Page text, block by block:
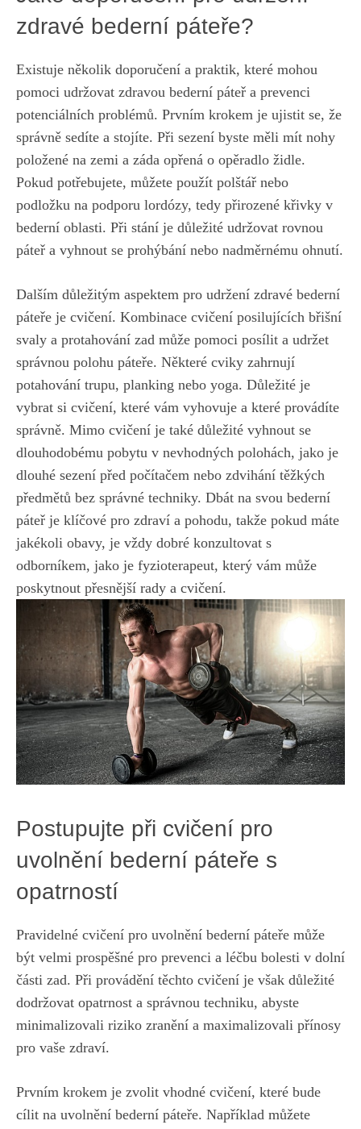
zdravé bederní páteře?
Existuje několik doporučení a praktik, které mohou
pomoci udržovat zdravou bederní páteř a prevenci
potenciálních problémů. Prvním krokem je ujistit se, že
správně sedíte a stojíte. Při sezení byste měli mít nohy
položené na zemi a záda opřená o opěradlo židle.
Pokud potřebujete, můžete použít polštář nebo
podložku na podporu lordózy, tedy přirozené křivky v
bederní oblasti. Při stání je důležité udržovat rovnou
páteř a vyhnout se prohýbání nebo nadměrnému ohnutí.
Dalším důležitým aspektem pro udržení zdravé bederní
páteře je cvičení. Kombinace cvičení posilujících břišní
svaly a protahování zad může pomoci posílit a udržet
správnou polohu páteře. Některé cviky zahrnují
potahování trupu, planking nebo yoga. Důležité je
vybrat si cvičení, které vám vyhovuje a které provádíte
správně. Mimo cvičení je také důležité vyhnout se
dlouhodobému pobytu v nevhodných polohách, jako je
dlouhé sezení před počítačem nebo zdvihání těžkých
předmětů bez správné techniky. Dbát na svou bederní
páteř je klíčové pro zdraví a pohodu, takže pokud máte
jakékoli obavy, je vždy dobré konzultovat s
odborníkem, jako je fyzioterapeut, který vám může
poskytnout přesnější rady a cvičení.
Postupujte při cvičení pro
uvolnění bederní páteře s
opatrností
Pravidelné cvičení pro uvolnění bederní páteře může
být velmi prospěšné pro prevenci a léčbu bolesti v dolní
části zad. Při provádění těchto cvičení je však důležité
dodržovat opatrnost a správnou techniku, abyste
minimalizovali riziko zranění a maximalizovali přínosy
pro vaše zdraví.
Prvním krokem je zvolit vhodné cvičení, které bude
cílit na uvolnění bederní páteře. Například můžete